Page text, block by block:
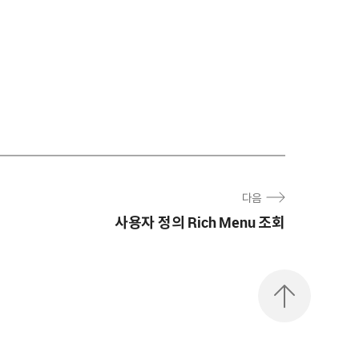
다음
사용자 정의 Rich Menu 조회